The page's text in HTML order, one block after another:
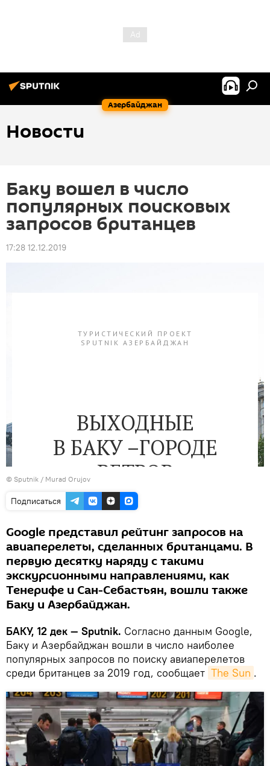
Азербайджан
Новости
Баку вошел в число
популярных поисковых
запросов британцев
17:28 12.12.2019
© Sputnik / Murad Orujov
Подписаться
Google представил рейтинг запросов на
авиаперелеты, сделанных британцами. В
первую десятку наряду с такими
экскурсионными направлениями, как
Тенерифе и Сан-Себастьян, вошли также
Баку и Азербайджан.
БАКУ, 12 дек — Sputnik. Согласно данным Google,
Баку и Азербайджан вошли в число наиболее
популярных запросов по поиску авиаперелетов
среди британцев за 2019 год, сообщает The Sun .